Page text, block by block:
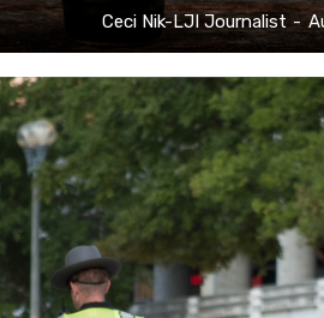
Ceci Nik-LJI Journalist -